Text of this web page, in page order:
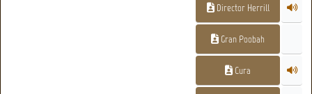
Director Herrill
Gran Poobah
Cura